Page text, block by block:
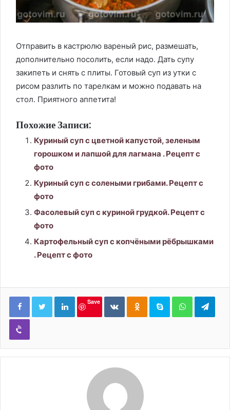
Отправить в кастрюлю вареный рис, размешать,
дополнительно посолить, если надо. Дать супу
закипеть и снять с плиты. Готовый суп из утки с
рисом разлить по тарелкам и можно подавать на
стол. Приятного аппетита!
Похожие Записи:
Куриный суп с цветной капустой, зеленым
горошком и лапшой для лагмана . Рецепт с
фото
Куриный суп с солеными грибами. Рецепт с
фото
Фасолевый суп с куриной грудкой. Рецепт с
фото
Картофельный суп с копчёными рёбрышками
. Рецепт с фото
LinkedIn
Save
ВконтактеОдноклассники
Skype WhatsApp
Viber